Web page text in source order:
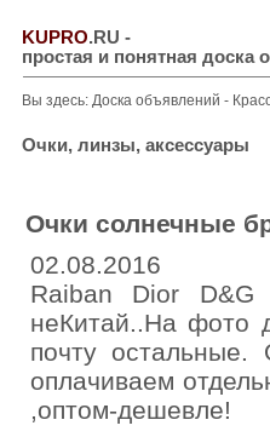
KUPRO.RU -
простая и понятная доска
Вы здесь: Доска объявлений -
Очки, линзы, аксессуары
Очки солнечные
02.08.2016
Raiban Dior D&G
неКитай..На фото
почту
оплачиваем
,оптом-дешевле!